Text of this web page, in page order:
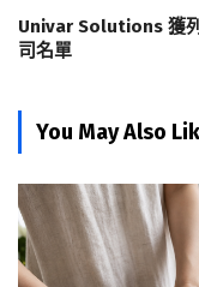
Univar Solutions 獲
司名單
You May Also